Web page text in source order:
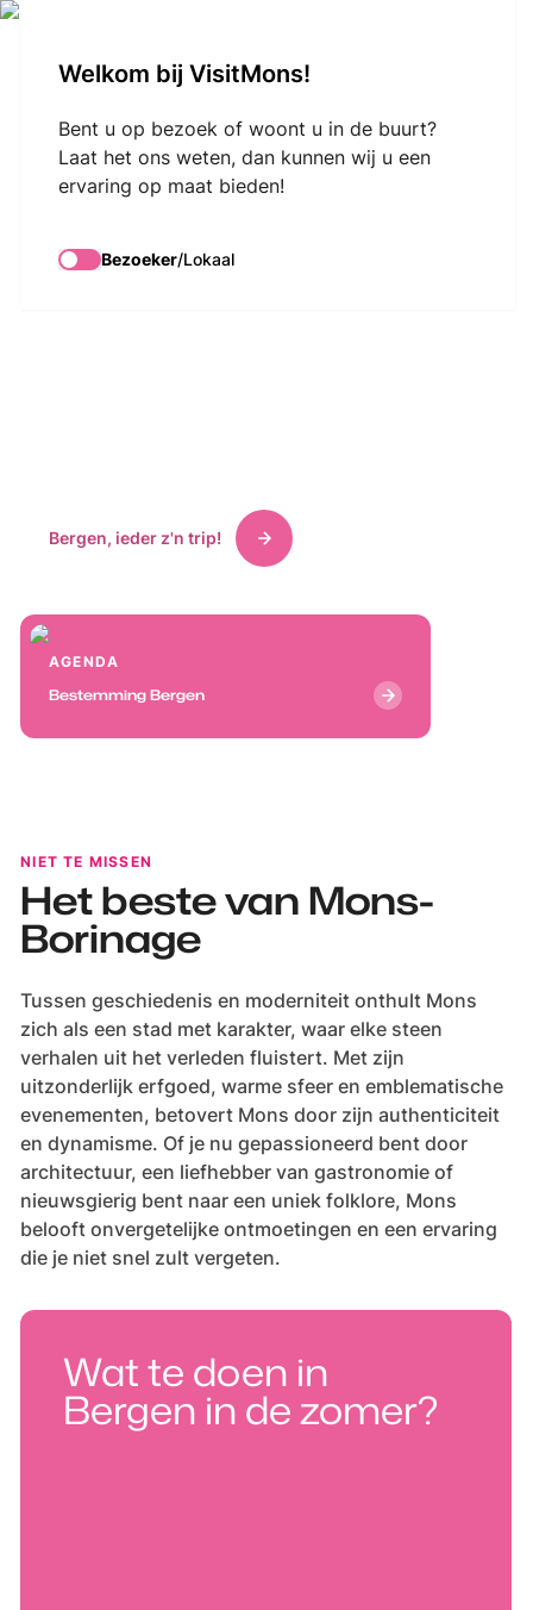
Welkom bij VisitMons!
Bent u op bezoek of woont u in de buurt?
Laat het ons weten, dan kunnen wij u een
ervaring op maat bieden!
Bezoeker/Lokaal
Ontdek
Mons-Borinage
land van
Bergen, ieder z'n trip!
AGENDA
Bestemming Bergen
AmazingBelgium
AmazingBelgium
NIET TE MISSEN
Het beste van Mons-
Borinage
Tussen geschiedenis en moderniteit onthult Mons
zich als een stad met karakter, waar elke steen
verhalen uit het verleden fluistert. Met zijn
uitzonderlijk erfgoed, warme sfeer en emblematische
evenementen, betovert Mons door zijn authenticiteit
en dynamisme. Of je nu gepassioneerd bent door
architectuur, een liefhebber van gastronomie of
nieuwsgierig bent naar een uniek folklore, Mons
belooft onvergetelijke ontmoetingen en een ervaring
die je niet snel zult vergeten.
Wat te doen in
Bergen in de zomer?